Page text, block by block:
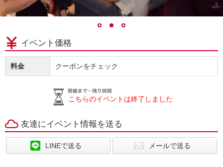
イベント価格
料金 クーポンをチェック
こちらのイベントは終了しました
友達にイベント情報を送る
LINEで送る メールで送る